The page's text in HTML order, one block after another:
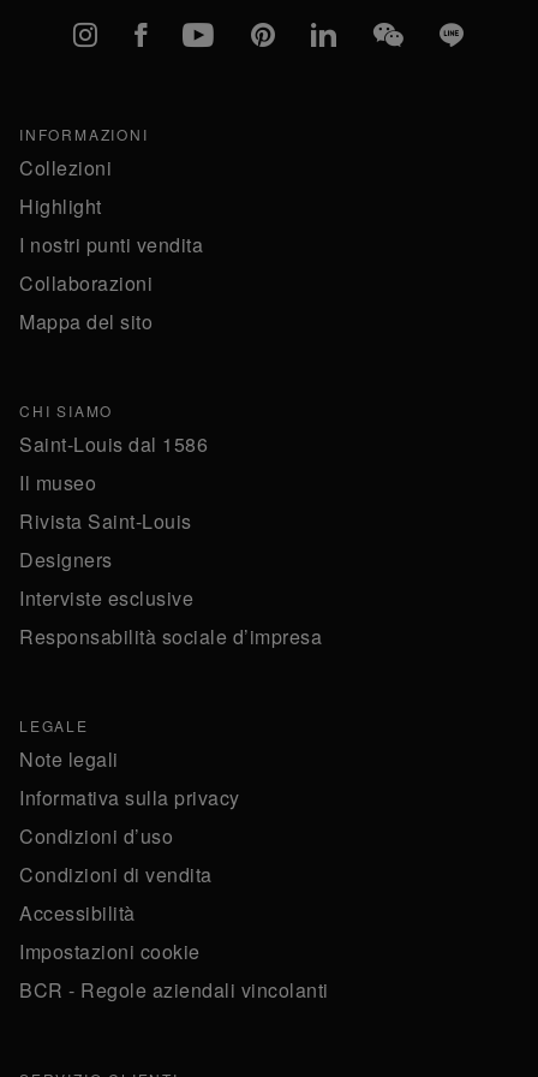
Instagram
FacebookYouTubePinterestlinkedInWeChatLine
INFORMAZIONI
Collezioni
Highlight
I nostri punti vendita
Collaborazioni
Mappa del sito
CHI SIAMO
Saint-Louis dal 1586
Il museo
Rivista Saint-Louis
Designers
Interviste esclusive
Responsabilità sociale d’impresa
LEGALE
Note legali
Informativa sulla privacy
Condizioni d’uso
Condizioni di vendita
Accessibilità
Impostazioni cookie
BCR - Regole aziendali vincolanti